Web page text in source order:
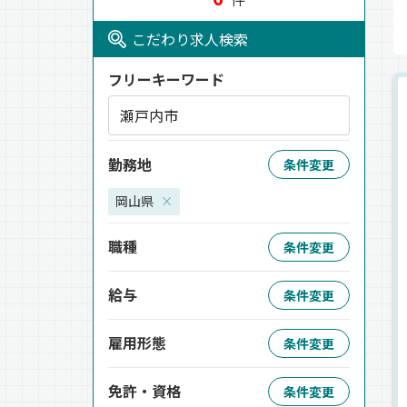
こだわり求人検索
フリーキーワード
勤務地 条件変更
岡山県 ×
職種 条件変更
給与 条件変更
雇用形態 条件変更
免許・資格 条件変更